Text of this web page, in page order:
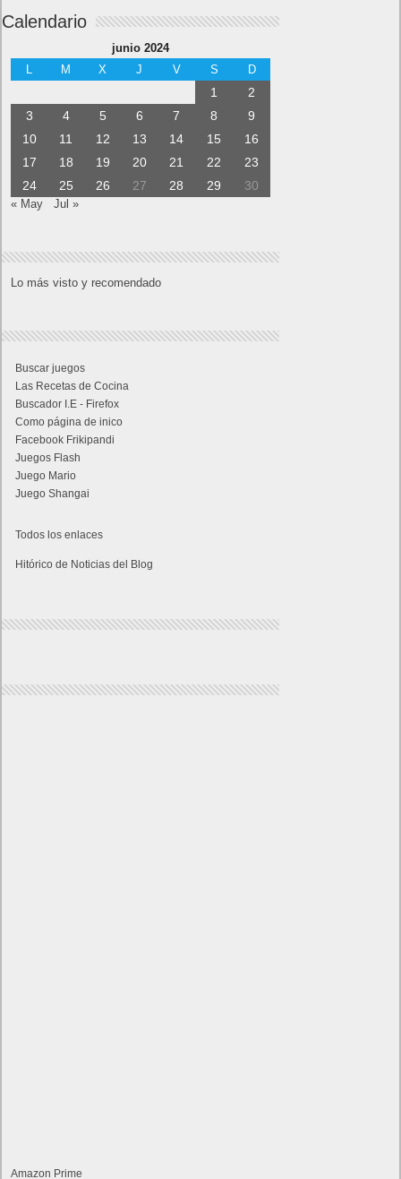
Calendario
junio 2024
L
M X J V S D
1
2
3
4 5 6 7 8
9
10
11 12 13 14 15
16
17
18 19 20 21 22
23
24
25 26 27 28 29 30
« May Jul »
Lo más visto y recomendado
Buscar juegos
Las Recetas de Cocina
Buscador I.E - Firefox
Como página de inico
Facebook Frikipandi
Juegos Flash
Juego Mario
Juego Shangai
Todos los enlaces
Hitórico de Noticias del Blog
Amazon Prime